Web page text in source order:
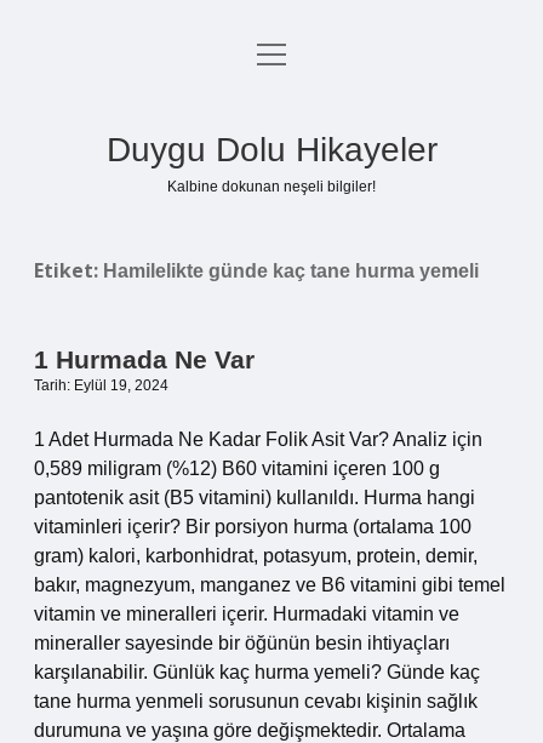
Anasayfa
menüyü
Duygu Dolu Hikayeler
Kalbine dokunan neşeli bilgiler!
Etiket: Hamilelikte günde kaç tane hurma yemeli
1 Hurmada Ne Var
Tarih: Eylül 19, 2024
1 Adet Hurmada Ne Kadar Folik Asit Var? Analiz için
0,589 miligram (%12) B60 vitamini içeren 100 g
pantotenik asit (B5 vitamini) kullanıldı. Hurma hangi
vitaminleri içerir? Bir porsiyon hurma (ortalama 100
gram) kalori, karbonhidrat, potasyum, protein, demir,
bakır, magnezyum, manganez ve B6 vitamini gibi temel
vitamin ve mineralleri içerir. Hurmadaki vitamin ve
mineraller sayesinde bir öğünün besin ihtiyaçları
karşılanabilir. Günlük kaç hurma yemeli? Günde kaç
tane hurma yenmeli sorusunun cevabı kişinin sağlık
durumuna ve yaşına göre değişmektedir. Ortalama